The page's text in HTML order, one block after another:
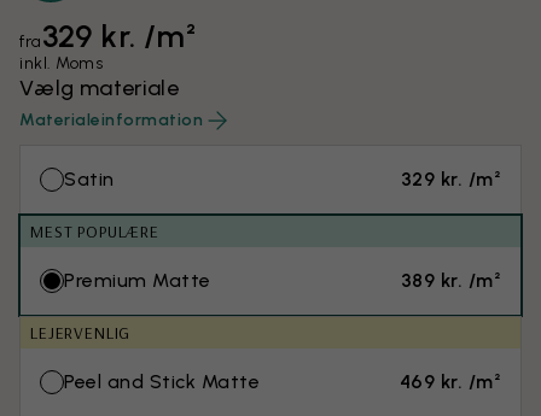
fra329 kr. /m²
inkl. Moms
Vælg materiale
Materialeinformation
Satin 329 kr. /m²
MEST POPULÆRE
Premium Matte 389 kr. /m²
LEJERVENLIG
Peel and Stick Matte 469 kr. /m²